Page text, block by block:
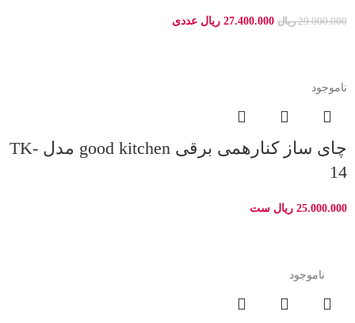
29.000.000 ریال 27.400.000 ریال عددی
ناموجود
چای ساز کنارهمی برقی good kitchen مدل TK-
14
25.000.000 ریال ست
ناموجود